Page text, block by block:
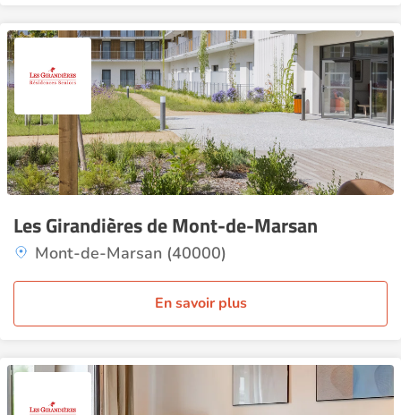
Les Girandières de Mont-de-Marsan
Mont-de-Marsan (40000)
En savoir plus